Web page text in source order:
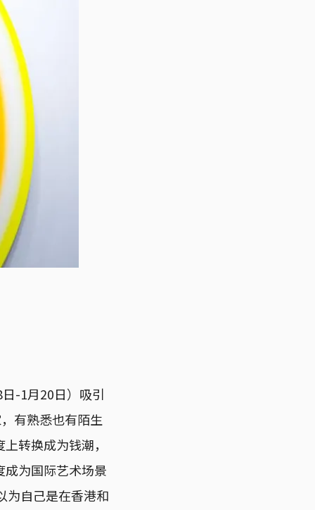
-1月20日）吸引
有熟悉也有陌生
转换成为钱潮，
为国际艺术场景
自己是在香港和